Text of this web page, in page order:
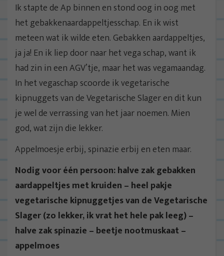
Ik stapte de Ap binnen en stond oog in oog met
het gebakkenaardappeltjesschap. En ik wist
meteen wat ik wilde eten. Gebakken aardappeltjes,
ja ja! En ik liep door naar het vega schap, want ik
had zin in een AGV’tje, maar het was vegamaandag.
In het vegaschap scoorde ik vegetarische
kipnuggets van de Vegetarische Slager en dit kun
je wel de verrassing van het jaar noemen. Mien
god, wat zijn die lekker.
Appelmoesje erbij, spinazie erbij en eten maar.
Nodig voor één persoon: halve zak gebakken
aardappeltjes met kruiden – heel pakje
vegetarische kipnuggetjes van de Vegetarische
Slager (zo lekker, ik vrat het hele pak leeg) –
halve zak spinazie – beetje nootmuskaat –
appelmoes